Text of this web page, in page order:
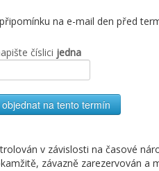
na e-mail den před
číslici jedna
na tento termín
v závislosti na časové
závazně zarezervován